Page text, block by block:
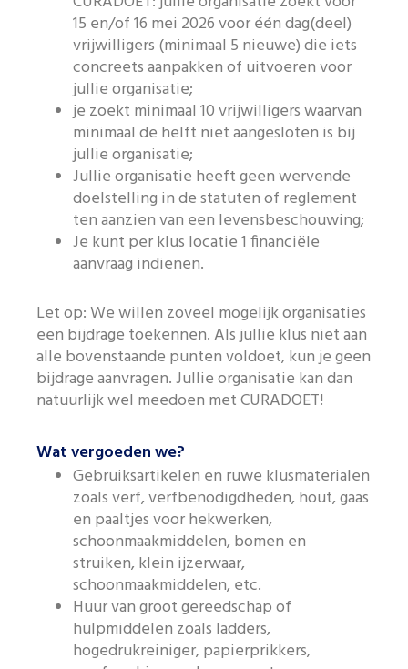
15 en/of 16 mei 2026 voor één dag(deel)
vrijwilligers (minimaal 5 nieuwe) die iets
concreets aanpakken of uitvoeren voor
jullie organisatie;
je zoekt minimaal 10 vrijwilligers waarvan
minimaal de helft niet aangesloten is bij
jullie organisatie;
Jullie organisatie heeft geen wervende
doelstelling in de statuten of reglement
ten aanzien van een levensbeschouwing;
Je kunt per klus locatie 1 financiële
aanvraag indienen.
Let op: We willen zoveel mogelijk organisaties
een bijdrage toekennen. Als jullie klus niet aan
alle bovenstaande punten voldoet, kun je geen
bijdrage aanvragen. Jullie organisatie kan dan
natuurlijk wel meedoen met CURADOET!
Wat vergoeden we?
Gebruiksartikelen en ruwe klusmaterialen
zoals verf, verfbenodigdheden, hout, gaas
en paaltjes voor hekwerken,
schoonmaakmiddelen, bomen en
struiken, klein ijzerwaar,
schoonmaakmiddelen, etc.
Huur van groot gereedschap of
hulpmiddelen zoals ladders,
hogedrukreiniger, papierprikkers,